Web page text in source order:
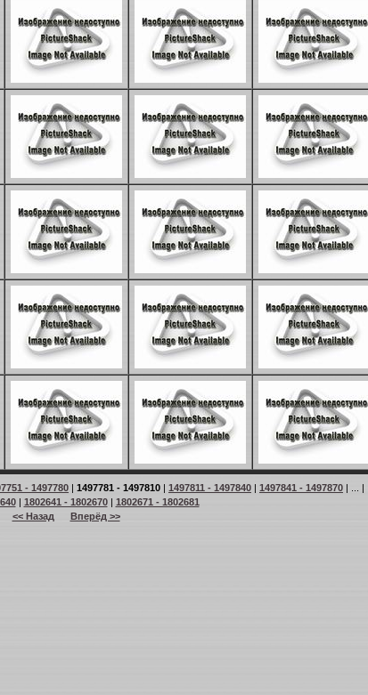
- 1497780 | 1497781 - 1497810 | 1497811 - 1497840 | 1497841 - 1497870 | ... |
| 1802641 - 1802670| 1802671 - 1802681
<< Назад
Вперёд >>